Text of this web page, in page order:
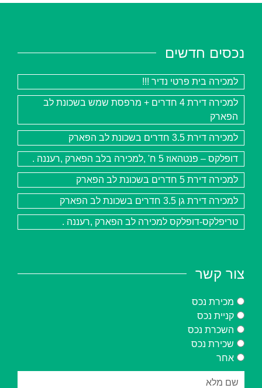
נכסים חדשים
למכירה בית פרטי נדיר !!!
למכירה דירת 4 חדרים + מרפסת שמש בשכונת לב
הפארק
למכירה דירת 3.5 חדרים בשכונת לב הפארק
דופלקס – פנטהאוז 5 ח' ,למכירה בלב הפארק ,רעננה .
למכירה דירת 5 חדרים בשכונת לב הפארק
למכירה דירת גן 3.5 חדרים בשכונת לב הפארק
טריפלקס-דופלקס למכירה לב הפארק ,רעננה .
צור קשר
מכירת נכס
קניית נכס
השכרת נכס
שכירת נכס
אחר